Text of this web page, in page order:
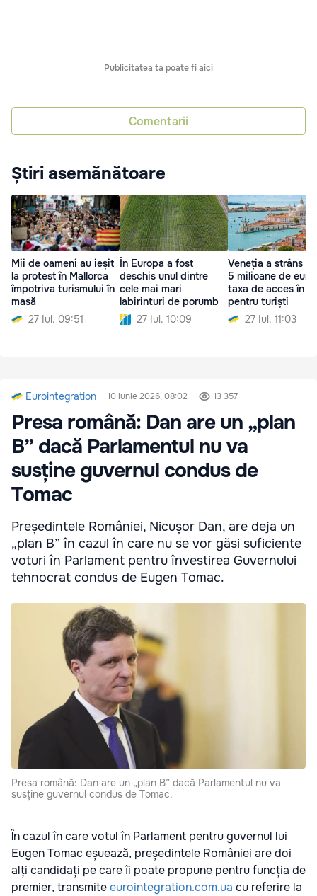
Publicitatea ta poate fi aici
Comentarii
Știri asemănătoare
Mii de oameni au ieșit
la protest în Mallorca
împotriva turismului în
masă
27 Iul. 09:51
În Europa a fost
deschis unul dintre
cele mai mari
labirinturi de porumb
27 Iul. 10:09
Veneția a strâns
5 milioane de
taxa de acces în
pentru turiști
27 Iul. 11:03
Eurointegration 10 iunie 2026, 08:02 13 357
Presa română: Dan are un „plan
B” dacă Parlamentul nu va
susține guvernul condus de
Tomac
Președintele României, Nicușor Dan, are deja un
„plan B” în cazul în care nu se vor găsi suficiente
voturi în Parlament pentru învestirea Guvernului
tehnocrat condus de Eugen Tomac.
Presa română: Dan are un „plan B” dacă Parlamentul nu va
susține guvernul condus de Tomac.
În cazul în care votul în Parlament pentru guvernul lui
Eugen Tomac eșuează, președintele României are doi
alți candidați pe care îi poate propune pentru funcția de
premier, transmiteeurointegration.com.ua cu referire la